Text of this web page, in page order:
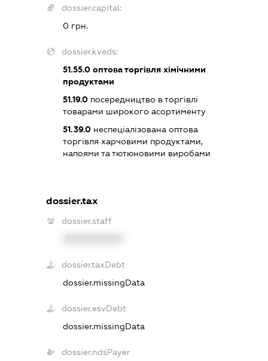
dossier.capital:
0 грн.
dossier.kveds:
51.55.0оптова торгівля хімічними
продуктами
51.19.0посередництво в торгівлі
товарами широкого асортименту
51.39.0неспеціалізована оптова
торгівля харчовими продуктами,
напоями та тютюновими виробами
dossier.tax
dossier.staff
dossier.taxDebt
dossier.missingData
dossier.esvDebt
dossier.missingData
dossier.ndsPayer